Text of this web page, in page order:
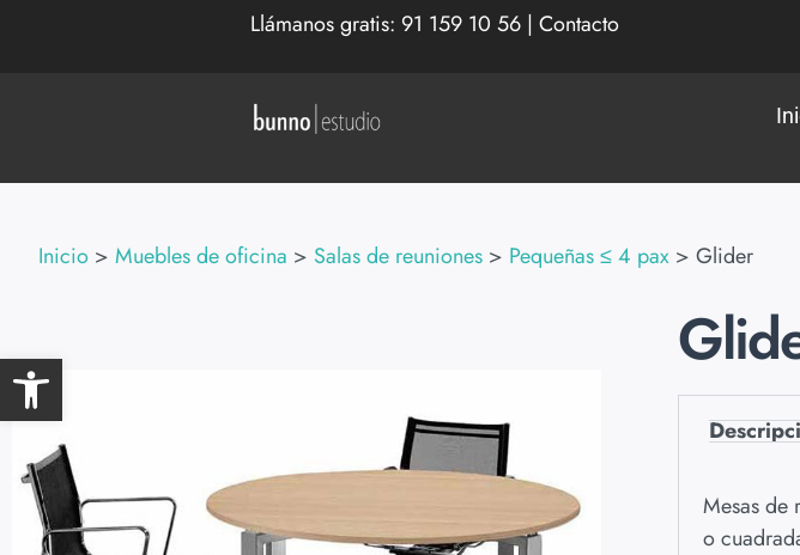
Abrir barra de herramientas
Llámanos gratis: 91 159 10 56| Contacto
Inicio > Muebles de oficina > Salas de reuniones > Pequeñas ≤ 4 pax > Glider
Mesas de
o